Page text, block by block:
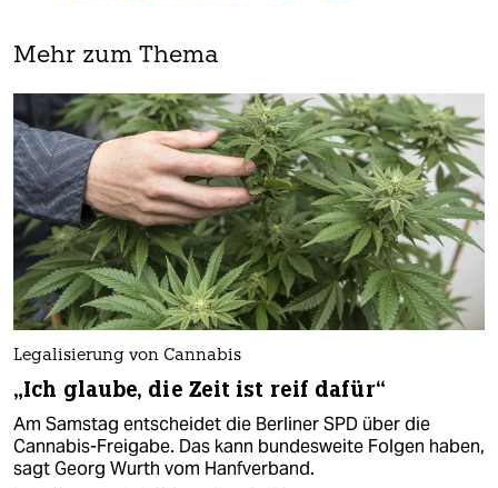
Mehr zum Thema
Legalisierung von Cannabis
„Ich glaube, die Zeit ist reif dafür“
Am Samstag entscheidet die Berliner SPD über die
Cannabis-Freigabe. Das kann bundesweite Folgen haben,
sagt Georg Wurth vom Hanfverband.